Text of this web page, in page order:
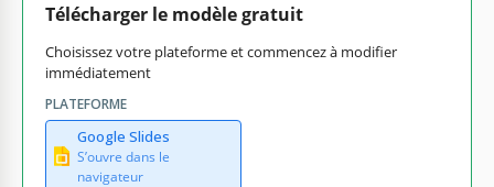
Télécharger le modèle gratuit
Choisissez votre plateforme et commencez à modifier
immédiatement
PLATEFORME
Google Slides
S’ouvre dans le
navigateur